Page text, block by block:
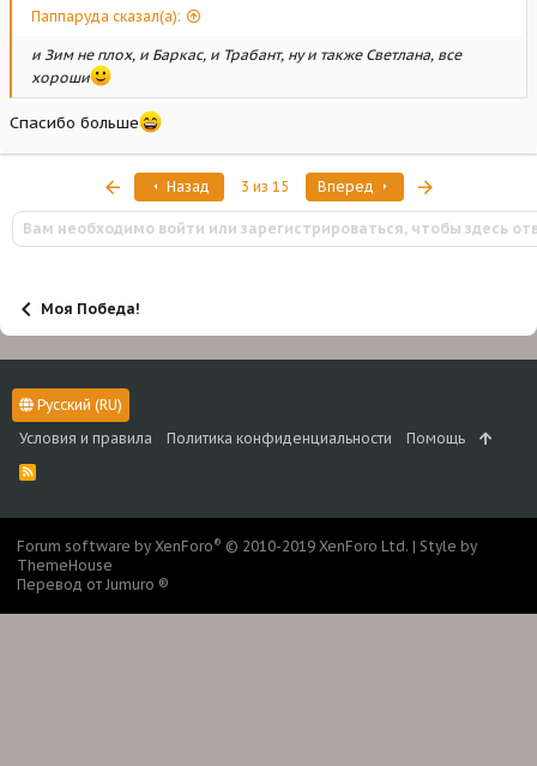
Паппаруда сказал(а):
и Зим не плох, и Баркас, и Трабант, ну и также Светлана, все
хороши
Спасибо больше
ПервыйНазад 3 из 15 Вперед
Вам необходимо войти или зарегистрироваться, чтобы здесь
Моя Победа!
Русский (RU)
Условия и правила
Политика конфиденциальности Помощь
R
S
Forum software by XenForo® © 2010-2019 XenForo Ltd. | Style by
ThemeHouse
Перевод от Jumuro ®